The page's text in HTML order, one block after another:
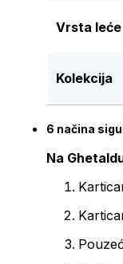
Vrsta leće
Kolekcija
6 načina
Na